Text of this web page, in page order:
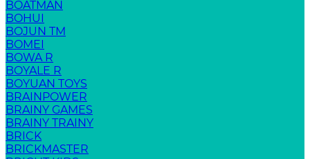
BOATMAN
BOHUI
BOJUN TM
BOMEI
BOWA R
BOYALE R
BOYUAN TOYS
BRAINPOWER
BRAINY GAMES
BRAINY TRAINY
BRICK
BRICKMASTER